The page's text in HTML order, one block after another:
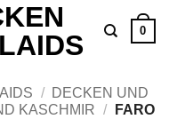
0
/
DECKEN UND
KASCHMIR /
FARO